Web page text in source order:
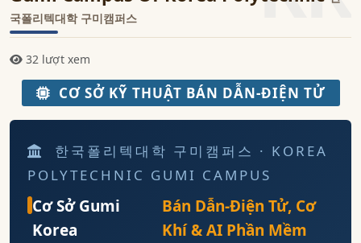
국폴리텍대학 구미캠퍼스
32 lượt xem
CƠ SỞ KỸ THUẬT BÁN DẪN-ĐIỆN TỬ
한국폴리텍대학 구미캠퍼스 · KOREA
POLYTECHNIC GUMI CAMPUS
Cơ Sở Gumi
Korea
Bán Dẫn-Điện Tử, Cơ
Khí & AI Phần Mềm